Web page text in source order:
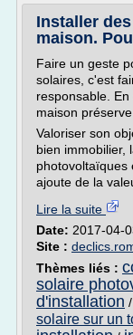
Installer
maison.
Faire un geste
solaires, c'est
responsable.
maison
Valoriser son
bien immobilier,
photovoltaïques
ajoute de la
Lire la suite
Date: 2017-04-
Site :
Thèmes liés :
solaire
d'installation /
solaire sur un